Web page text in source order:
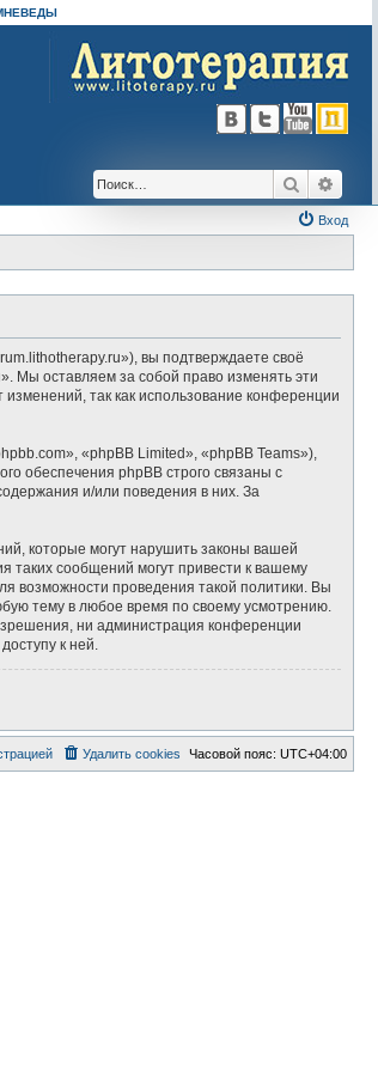
Поиск
Вход
вы подтверждаете своё
Мы оставляем за собой право изменять эти
так как использование конференции
«phpBB Limited», «phpBB Teams»),
обеспечения phpBB строго связаны с
и/или поведения в них. За
которые могут нарушить законы вашей
таких сообщений могут привести к вашему
возможности проведения такой политики. Вы
тему в любое время по своему усмотрению.
ни администрация конференции
к ней.
Часовой пояс: UTC+04:00
Удалить cookies